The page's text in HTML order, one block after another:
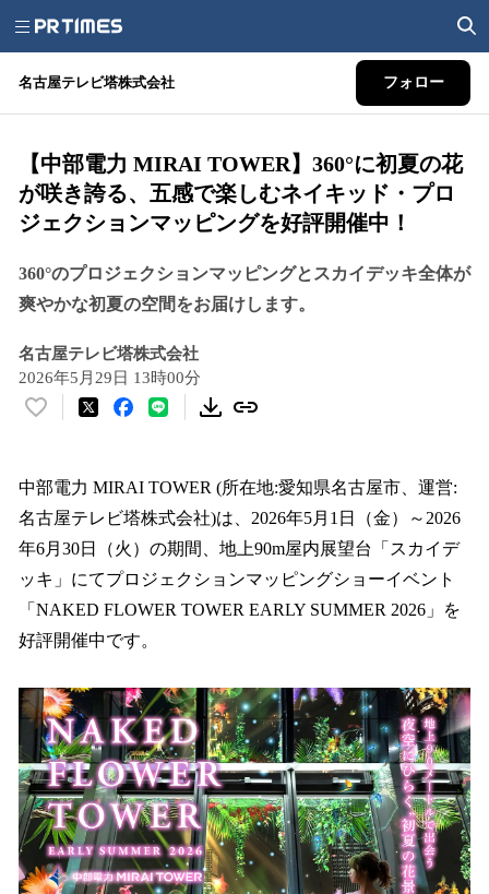
名古屋テレビ塔株式会社 フォロー
【中部電力 MIRAI TOWER】360°に初夏の花
が咲き誇る、五感で楽しむネイキッド・プロ
ジェクションマッピングを好評開催中！
360°のプロジェクションマッピングとスカイデッキ全体が
爽やかな初夏の空間をお届けします。
名古屋テレビ塔株式会社
2026年5月29日 13時00分
い
！
数
を
読
み
込
中
す
中部電力 MIRAI TOWER (所在地:愛知県名古屋市、運営:
名古屋テレビ塔株式会社)は、2026年5月1日（金）～2026
年6月30日（火）の期間、地上90m屋内展望台「スカイデ
ッキ」にてプロジェクションマッピングショーイベント
「NAKED FLOWER TOWER EARLY SUMMER 2026」を
好評開催中です。